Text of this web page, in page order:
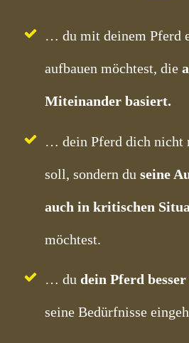
… du mit deinem Pferd
aufbauen möchtest, die
Miteinander basiert.
… dein Pferd dich nicht
soll, sondern du seine
auch in kritischen
möchtest.
… du dein Pferd
seine Bedürfnisse